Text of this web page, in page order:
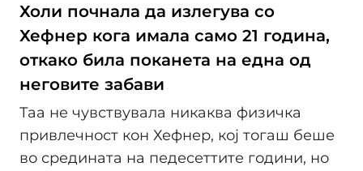
Холи почнала да излегува со
Хефнер кога имала само 21 година,
откако била поканета на една од
неговите забави
Таа не чувствувала никаква физичка
привлечност кон Хефнер, кој тогаш беше
во средината на педесеттите години, но